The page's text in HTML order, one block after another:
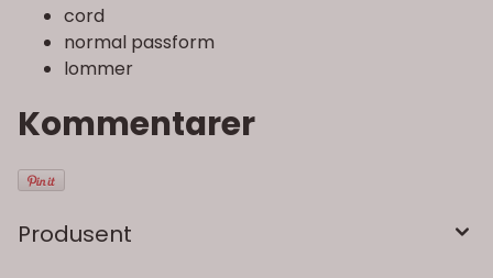
cord
normal passform
lommer
Kommentarer
Produsent